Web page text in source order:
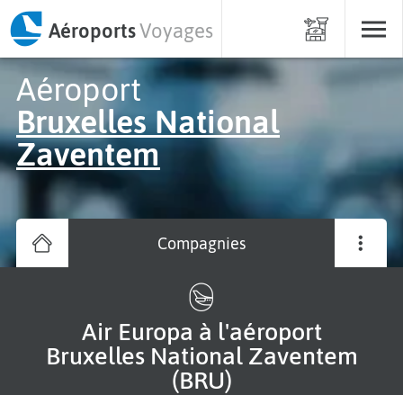
AéroportsVoyages
Aéroport
Bruxelles National
Zaventem
Compagnies
Air Europa à l'aéroport
Bruxelles National Zaventem
(BRU)